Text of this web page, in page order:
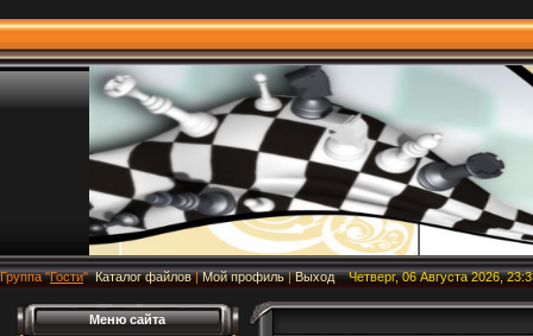
Группа"Гости" Каталог файлов |Мой профиль |Выход Четверг, 06 Августа 2026,
Меню сайта